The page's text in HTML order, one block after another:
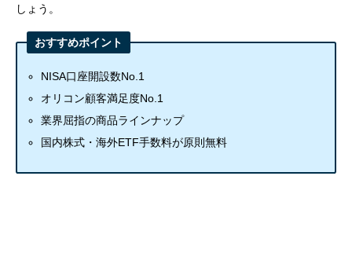
業界屈指の商品ラインナップ